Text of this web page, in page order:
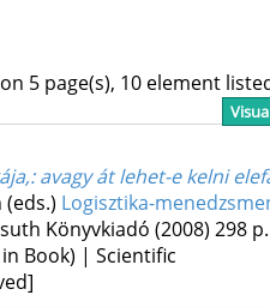
5 page(s), 10 element
: avagy át lehet-e kelni
(eds.) Logisztika-
Könyvkiadó (2008) 298 p.
Book) | Scientific